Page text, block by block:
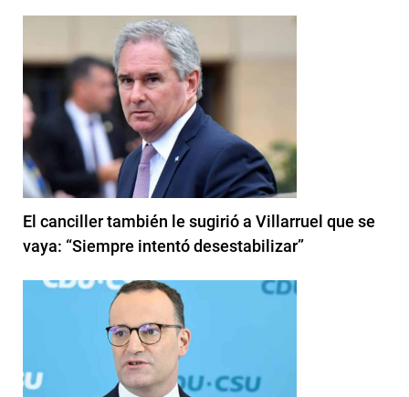
El canciller también le sugirió a Villarruel que se
vaya: “Siempre intentó desestabilizar”